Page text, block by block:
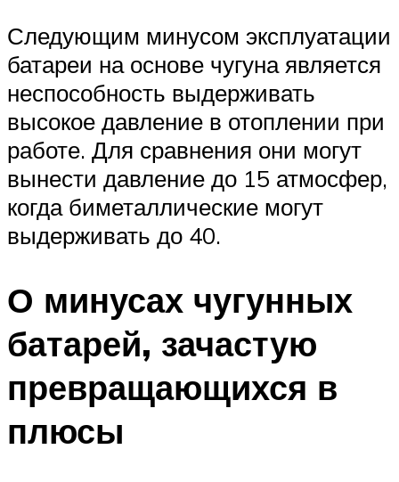
Следующим минусом эксплуатации
батареи на основе чугуна является
неспособность выдерживать
высокое давление в отоплении при
работе. Для сравнения они могут
вынести давление до 15 атмосфер,
когда биметаллические могут
выдерживать до 40.
О минусах чугунных
батарей, зачастую
превращающихся в
плюсы